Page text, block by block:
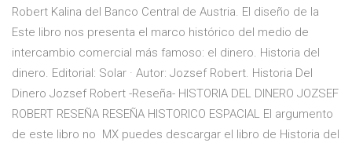
Robert Kalina del Banco Central de Austria. El diseño de la
Este libro nos presenta el marco histórico del medio de
intercambio comercial más famoso: el dinero. Historia del
dinero. Editorial: Solar · Autor: Jozsef Robert. Historia Del
Dinero Jozsef Robert -Reseña- HISTORIA DEL DINERO JOZSEF
ROBERT RESEÑA RESEÑA HISTORICO ESPACIAL El argumento
de este libro no MX puedes descargar el libro de Historia del